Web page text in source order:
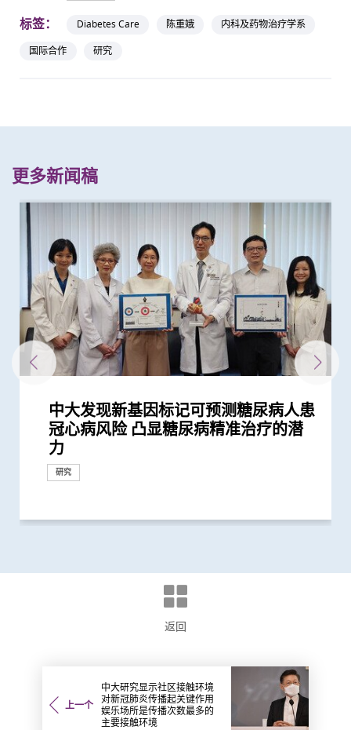
标签： Diabetes Care 陈重娥
内科及药物治疗学系
国际合作
研究
更多新闻稿
中大发现新基因标记可预测糖尿病人患
冠心病风险 凸显糖尿病精准治疗的潜
力
研究
中大医学院与阿斯利康首度合作糖尿病
肾病研究 制订全球应对糖尿病肾病新
策略
国际合作
中大研究指朋侪关顾 可减少受情绪困
扰之糖尿患者住院百分比
研究
与牛津大学十年研究合作 中大开发首
个华人糖尿预后预测模型
研究
中大研究发现2型糖尿病对香港生产力
及经济造成重大损失 年轻群组影响尤
为严重
研究
中大发现调整生活方式的介入治疗方案
可减轻近七成爱滋病病毒感染者的代谢
性脂肪肝病情
研究
中大利用大数据成功开发机器学习模型
精准预测老年糖尿病患者未来一年罹患
严重低血糖的风险
研究
中大领导之国际研究发现2型糖尿病患
者并发肾病及心血管疾病的代谢生物标
志物
研究
中大成功研发新演算法预测糖尿病肾脏
病变 简单抽血即可助医生及早发现2型
糖尿病患者的肾脏问题
研究
中大发现年轻糖尿病前期患者患糖尿病
的终生风险高达90% 心血管疾病风险增
近70%
研究
中大研究显示持续服用RASi类药物可以
降低 2型糖尿病晚期肾病患者出现心肾
并发症的风险
研究
中大全球首证血糖波动不稳的肥胖型糖
尿病患者有较高患癌风险 并证实接受
一类常用降血压药物的糖尿病患者患...
研究
中大医学院领导国际研究显示 成人1 型
糖尿病的新症发病率较传统预期高
研究
中大研究显示糖尿病死亡率及并发症发
生率正下降 唯年轻糖尿病患者情况未
见改善
研究
中大研究发现「DNA端粒长度缩短」为
有效生物标记 能识别有较高心血管疾
病风险的糖尿病人
研究
患有多囊卵巢综合症华人女性的糖尿病
风险是非患病人士的4倍
研究
多元化预防衰老活动有助减低衰老状况
逾8成「前期衰老」长者逆转为「非衰
老」
研究
中大建议所有孕妇作口服葡萄糖耐量测
试 全港两成孕妇患妊娠糖尿 研究发现
其子女糖尿病风险为同龄儿童3倍
研究
中大研究发现每5名糖尿病患者中 1人
因脂肪肝引致严重肝纤维化或肝硬化
研究
中大成立周佩芳认知障碍预防研究中心
设立一站式简易网站提供认知障碍症资
讯
研究
中大全球首项研究确认新大肠癌高风险
群组
研究
中大成立全球首个华人「早发性认知障
碍症」研究登记册
研究
中大港大率先应用3D打印技术于复杂
心脏手术
研究
中大与全球30多国专家合作研究 发现
小中风新药物疗法
研究
中大与多国中风专家领导一项全球研究
发现及早评估与治疗「小中风」可降低
七成中风风险
研究
中大就七种常见呼吸道病毒进行全港首
个流行病学分析 发现「呼吸道合胞病
毒」及「甲型流感」为两大致命病毒
研究
中大公布亚洲首项针对肥胖「睡眠窒息
症」患者生活模式研究 证实个人化辅
导疗程有效减轻病情
研究
中大研究「肠道微生物移植」治疗难辨
梭菌感染 治愈率为传统抗生素治疗的3
倍
研究
中大医学院许树昌教授于《刺针》发表
评论新沙士文章 强调医院感染控制措
施对控制疫情极为重要
研究
中大倡议新药物治疗标准逆转脑血管硬
化
研究
中大最新研究揭示本港每年逾十万非酒
精性脂肪肝新症
研究
中大与养和医院携手研究 发现抑郁症
患者出现睡眠行为障碍或是脑退化先兆
研究
社区衰老状况筛查 发现65岁或以上的
社区人口中 过半已踏入前期衰老
研究
中大发现糖尿患者患抑郁症风险为一般
人的两倍 倡以一分钟问卷及早评估糖
尿患者的精神健康状况
研究
中大公布香港慢性肾病透析患者就业研
究并提倡中末期患者接受透析前的早期
教育计划
研究
中大公布小中风的最新药物治疗方法
研究
香港和澳门的炎症性肠病新增个案高踞
亚太区首三位 中大成立资料库助市民
增加认知
研究
中文大学与上海交通大学成功发现预测
中国人糖尿病的基因标记
研究
中大成立崭新 ITECH医疗科技评估平台
推动健康经济分析及价值医疗
研究
中大教授陈重娥获颁「清野裕杰出领袖
奖」 成为本港首名学者荣膺亚洲糖尿
病教研最高荣誉
奖项及荣誉
「赛马会年轻糖尿支援计划」为逾900
糖尿病年青患者提供连续血糖监测仪
数据显示有效管控血糖 大幅降低严...
健康推广计划
中大医学院长达近20年追踪研究 揭示
妊娠糖尿及怀孕期血糖上升对孕妇及子
女的长期健康风险
研究
中大医学院揭示可发酵碳水化合物饮食
介入治疗 可加强二甲双胍 metformin
预防2型糖尿病疗效
研究
中大成功利用自家研发的腹腔镜机械人
完成横跨欧亚三地20,000公里遥距手术
彰显香港突破地域界限 汇聚国际知名...
外科创新技术
中大获研资局2025/26年度「策略专题
研究资助金」拨款3,150万港元
研究
中大银屑病关节炎研究重要突破 成功
修复受损关节骨头 亦可保护关节结构
预防变形恶化
研究
中大医学院跨国合作研究成功开发针对
华人群体的「1型糖尿病基因风险评
分」工具 大幅提升糖尿病分类诊断准...
研究
中大研究揭示未来十年香港每千人将有
一人患上炎症性肠病 医疗负担飙升至
每年逾四亿港元 情况急需正视
研究
中大医学院开创儿童宏基因组组装基因
组数据库（MAGIC） 促进生命早期微
生物群研究
研究
中大医学院与正大天晴签署合作框架协
议 紧密结合及发挥内地与香港医药创
新科研、人才培训、转化和产业优势
国际合作
中大利用肠道微生物辨别慢性肠道疾病
研究
中大威院成功以单一导管同时修补二尖
瓣及三尖瓣 治疗严重心瓣倒流新突破
研究
中大与欧美合作伙伴共同领导国际研究
为自闭症患者男女失衡比例带来崭新见
解
研究
中大研究显示现实中仅少数2型糖尿病
患者能成功透过早期减重控制血糖以至
停药
研究
中大研究估算在本港新冠Omicron病
毒流行期间 半数感染个案未被发现
研究
中大医学院与奥林巴斯签署合作备忘录
共建「临床前及临床研究中心」 发展
内镜及腹腔镜创新科技
外科创新技术
中大研究显示类风湿关节炎患者日服5
毫克皮质类固醇 出现心血管疾病的风
险增一倍
研究
医务衞生局到访中大医学院 参观先进
医学教研设施 与教职员及学生会面交
流
医学教育
中大何善衡传染病研究中心成立
捐款
新冠疫苗复必泰及科兴引发之「T细胞
反应」可有效预防不同新冠病毒变异株
引起的严重疾病
研究
中大研究证实新冠口服药有效降低院舍
长者五成入院风险及防止病情恶化
研究
中大新技术有效评估艾滋病病毒感染者
的心脏病风险
研究
港大及中大医学院联合研究发现已接种
疫苗人士 在感染新型冠状病毒变异株
Omicron后能对不同的新冠病毒变异...
研究
中大医科生研究发现STK3激酶促进胃
癌发展 可作为独立预后指标
教育
中大医学院联同韩国知名学府为肺癌免
疫疗法开发人工智能分析工具
研究
中大医学院发现东亚地区肺癌发病率及
死亡率冠绝全球
研究
中大研究显示DNA端粒长度可用於预测
糖尿病患者肾功能衰退
研究
中大联同港大及伦敦大学学院破解基因
突变引致先天性巨结肠症机制 为开发
崭新治疗方案提供线索
研究
中大与美国贝勒医学院研究证实阿士匹
灵可减慢妊娠代谢时钟 降低患妊娠毒
血症风险
研究
中大医学院与海外外科专家联合建议
新冠患者将手术延后七星期以减低死亡
风险
国际合作
四成港人肠道微生态失衡情况与新冠患
者类似 中大研发「微生态免疫力配
方」证有效促进新冠患者康复 有望提...
研究
中大医学院研究显示吸烟为全球膀胱癌
主因 联同多国专家制订「经尿道膀胱
肿瘤整块切除术」的临床指引
研究
中大成功完成全球首宗利用内镜手术机
械人进行内镜黏膜下剥离术治大肠癌
外科创新技术
中大研究显示新冠肺炎患者常见有肝脏
受损问题 建议监测患者肝功能 及早发
现病情恶化
研究
中大全基因组测序技术为惯性流产夫妇
作更精准的遗传病因检测及诊断
研究
中大发现糖尿病或为感染新冠肺炎高危
因素 研究有助了解病毒致病潜在机制
研究
中大医学院公布「2019新型冠状病毒社
区研究」结果
研究
婴儿肠道菌群影响一生 中大团队研
「三岁定八十」之谜
研究
中大研究发现田园生活有助预防儿童罹
患哮喘
研究
中大改良英国胎儿医学基金会之「三重
检测方法」 证可提升亚洲孕妇「早产
妊娠毒血症检出率」一倍
研究
中大率先引入全基因组测序技术作胎儿
产前诊断
研究
中大为5,000港人免费验脑 开展人口
基础研究追踪本港脑健康状况
研究
中大发现严重睡眠窒息症未经治疗患者
手术后较易出现心血管问题 吁手术前
进行睡眠窒息症评估以减风险
研究
中大医学院陈重娥教授获颁国际奖项以
表扬在糖尿病研究及治理的卓越贡献
奖项及荣誉
中大成立「张金菱治疗柏金逊综合症研
究中心」 跨学科研崭新方法 减慢柏金
逊病程
研究
中大全球首个「快速眼动睡眠行为障
碍」家庭研究 揭柏金逊病家族遗传倾
向高达6倍 追踪初期症状如便秘 可提...
研究
中大研究证实低剂量三环抗抑郁药有助
改善难治性胃功能失调
研究
中大研究发现每6位糖尿病患者有1位出
现肾功能急剧下降
研究
中大研究警示怀孕妇女注意体重增幅
研究
中大研究证实银屑病关节炎患者炎症综
合指数持续达标 能降低罹患心血管疾
病风险
研究
中大研究揭示全球大肠癌发病率有年轻
化趋势
研究
中大为本港老化人口制订标准化认知测
试 及早辨识认知障碍症患者
临床服务
中大研究发现非酒精性脂肪肝诱发肝癌
的关键致癌基因
研究
中大研究揭乙肝康复者仍存罹患肝癌风
险
研究
中大公布世界首个全球「炎症性肠病」
於本世纪发病率及流行率系统性回顾研
究 发现本港发病率於过去30年急升...
研究
中大开展全球首个以「视网膜影像」筛
查华人阿兹海默症研究
研究
中大研究发现心房颤动引致中风个案15
年间上升3倍 宜及早服用抗凝血药预防
中风
研究
中大研究证实家居诊治睡眠窒息症成效
满意 可处理半数公立医院成人个案 大
幅缩减八成轮候时间
研究
中大公布全球首个幽门螺旋菌流行病学
大型分析 揭全球44亿人感染 亚洲包括
香港逾半人口为带菌者
研究
中大伙澳洲专家研究东半球炎症性肠病
获近年最大研究资助金额 势揭肠道微
生物群之谜
研究
中大研究揭示脂肪肝问题不是肥胖人士
独有
研究
中大率国际研究 订治疗肺癌基因变异
新典范
研究
中大公布「动脉粥样硬化」形成新发现
揭示心血管疾病治疗新方向
研究
中大推全球首项运用「单细胞基因技
术」检测卵子质素研究 破解卵子老化
及女性不育之谜
研究
中大公布全球首项「针对亚士匹灵引致
肠道出血」的新发现 停服亚士匹灵可
增加患严重心血管疾病及死亡风险逾...
研究
中大教授成为全球首位华人获颁「世界
中风组织主席中风贡献奖」 全球首创
「脉磁激法」助中风患者复修脑部功...
奖项及荣誉
中大进行亚洲首项家居清洁剂对儿童健
康影响的全面流行病学研究 发现经常
使用家居清洁剂可增加引发儿童鼻炎...
研究
中大研究发现本地每5名口咽癌患者1人
感染HPV病毒 推公众筛查以了解口腔感
染HPV情况
研究
中大联同国际专家发现引致脑退化基
因 为治疗及预防「阿兹海默氏症」带
来新方向
研究
中大推全港首个「多发性硬化症」中西
医结合治疗先导计划 助患者控制病情
并纾缓疲劳及认知症状
研究
中大筛查发现每三名社区长者就有一人
患脑小血管病 藉世界中风日呼吁及早
预防
临床服务
中大率先引入「高频信号检测」技术以
确定脑部手术范围 有效提升复杂性脑
痫症手术成效约三成
外科创新技术
中大成功研发新物料有助骨质疏松性骨
折固定和愈合 可缩短三成愈合时间 提
升三成骨骼强度
研究
中大推算本地吸烟人士一生至少花逾百
万购烟草产品 吁戒烟为健康财富双增
值
研究
中大发现本港孕妇乙肝带菌率维持偏高
与25年前未引入初生婴儿全面疫苗计划
时相若
研究
中大医科生研究发现本港高血压人士药
物依从性未如理想 仅五成患者血压受
控
研究
中文大学与伦敦帝国学院共同推动创新
医疗科技
国际合作
中大提倡结合房颤筛查及药物教育 助
长者减低中风风险
临床服务
中大研究新模式完善中国糖尿病护理系
统
研究
头颈放射治疗增中风风险 中大证实
「颈动脉支架成型术」成效显著
研究
中大研究显示年轻及体重正常人士亦具
罹患糖尿病风险 吁把握「黄金五年」
确诊期减并发症机会
研究
中大成立一期临床研究中心 加强本地
新药开发
研究
中大公布香港市民运动模式与情绪病风
险研究 揭示身心运动有助减低情绪病
风险
研究
香港中文大学成立消化疾病研究国家重
点实验室 提升消化道疾病诊治水平
造福人类健康
研究
中大与理大携手在威院推行24小时远程
中风溶栓治疗服务
临床服务
中大研究发现成年人及长者感染呼吸道
合胞病毒和流感病毒可致命
研究
中大评估及治疗逾300名因吸食氯胺酮
而患有排尿功能障碍青年 最新研究证
实综合消炎治疗能显著改善病情
研究
香港中文大学研究发现，身体和认知活
动可以维护与改进轻度认知损害患者的
大脑功能
研究
中大推全港大型「鼻咽癌血液测试研究
计划」 现招募二万名市民参与 冀有效
侦测早期患者
研究
中大研究揭示轻度听障对儿童学习及言
语的影响 现招募听障学童参与研究计
划以探讨复康介入成效
研究
中大制订肝癌风险评估指数 准确预测
乙肝病人的肝癌风险
研究
中大率先采用三维心脏超声波以识别高
风险二尖瓣脱垂患者
研究
中大发现四成冠心病高危人士患有大肠
癌前期肿瘤
研究
中大建议以舒缓性手法护理末期脑退化
症患者的吞咽困难
研究
中大与美国专家携手合作进行临床遗传
学培训 设立本港首个一站式遗传病门
诊服务
国际合作
中大研究发现摄取过量盐份会导致高血
压及增加中风机会
研究
中大展开全港睡眠健康教育及改善计划
建立健康睡眠及健康校园生活
健康推广计划
中大及港大研究团队携手成功发现脑痫
新基因标记
研究
中大在内镜技术取得重大突破 成功完
成全港首宗无创内镜机械人手术
外科创新技术
中大率亚洲肾科专家倡议慢性肾病早期
诊断计划
研究
中大证实为颈血管狭窄进行支架成型治
疗及 为心脏衰竭患者植入心脏肌肉收
缩调节器成效显着
研究
中大三名学者获颁本年度裘槎基金会优
秀科研者奖
奖项及荣誉
中大公布本港严重人类猪型流感的最新
情况
研究
返回
上一个
中大研究显示社区接触环境
对新冠肺炎传播起关键作用
娱乐场所是传播次数最多的
主要接触环境